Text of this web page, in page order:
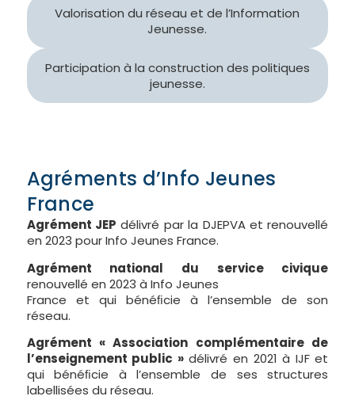
Valorisation du réseau et de l’Information
Jeunesse.
Participation à la construction des politiques
jeunesse.
Agréments d’Info Jeunes
France
Agrément JEP délivré par la DJEPVA et renouvellé
en 2023 pour Info Jeunes France.
Agrément national du service civique
renouvellé en 2023 à Info Jeunes
France et qui bénéﬁcie à l’ensemble de son
réseau.
Agrément « Association complémentaire de
l’enseignement public »délivré en 2021 à IJF et
qui bénéﬁcie à l’ensemble de ses structures
labellisées du réseau.